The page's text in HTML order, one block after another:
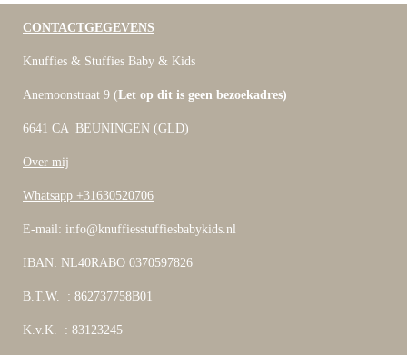
CONTACTGEGEVENS
Knuffies & Stuffies Baby & Kids
Anemoonstraat 9 (Let op dit is geen bezoekadres)
6641 CA BEUNINGEN (GLD)
Over mij
Whatsapp +31630520706
E-mail: info@knuffiesstuffiesbabykids.nl
IBAN: NL40RABO 0370597826
B.T.W. : 862737758B01
K.v.K. : 83123245